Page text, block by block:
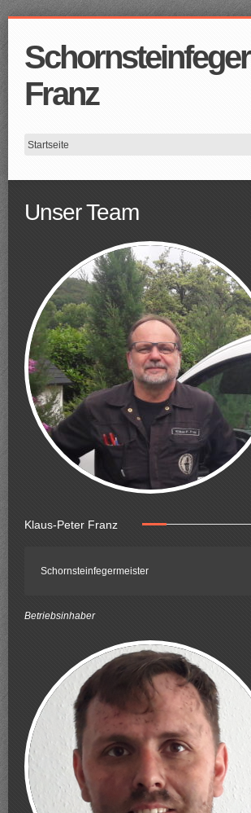
Schornsteinfeger
Franz
Unser Team
Klaus-Peter Franz
Schornsteinfegermeister
Betriebsinhaber